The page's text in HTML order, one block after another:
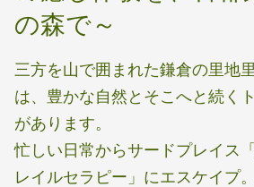
の森で～
三方を山で囲まれた鎌倉の里地
は、豊かな自然とそこへと続く
があります。
忙しい日常からサードプレイス
レイルセラピー」にエスケイプ